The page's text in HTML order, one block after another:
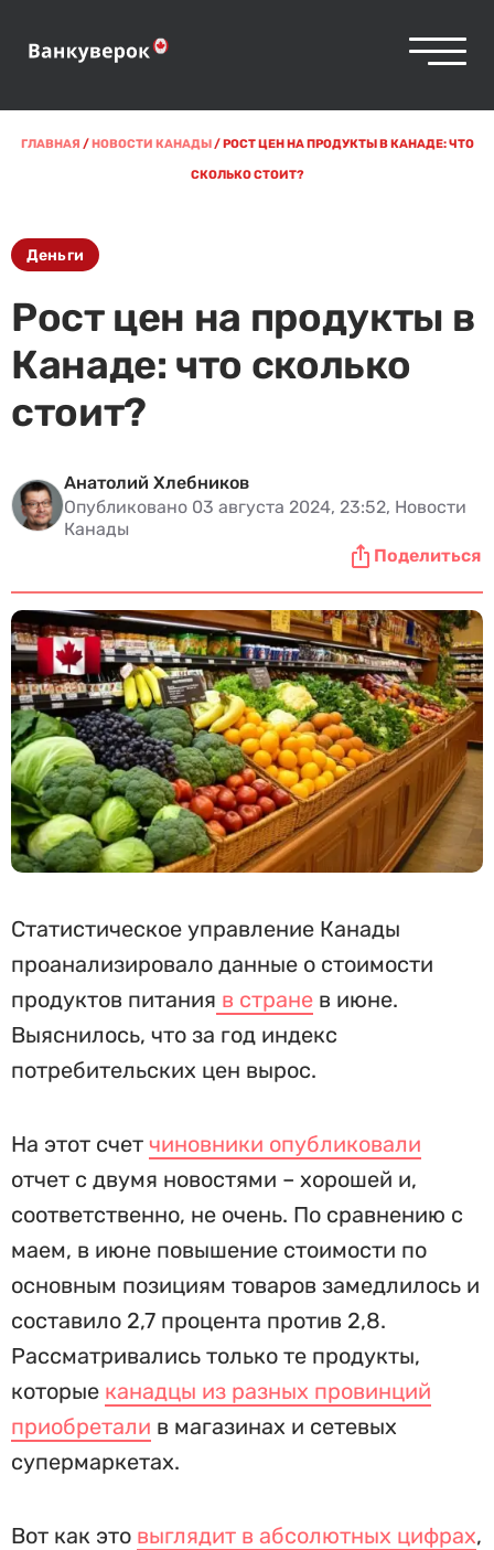
ГЛАВНАЯ /НОВОСТИ КАНАДЫ/РОСТ ЦЕН НА ПРОДУКТЫ В КАНАДЕ: ЧТО
СКОЛЬКО СТОИТ?
Деньги
Рост цен на продукты в
Канаде: что сколько
стоит?
Анатолий Хлебников
Опубликовано 03 августа 2024, 23:52, Новости
Канады
Поделиться
Статистическое управление Канады
проанализировало данные о стоимости
продуктов питания в стране в июне.
Выяснилось, что за год индекс
потребительских цен вырос.
На этот счет чиновники опубликовали
отчет с двумя новостями – хорошей и,
соответственно, не очень. По сравнению с
маем, в июне повышение стоимости по
основным позициям товаров замедлилось и
составило 2,7 процента против 2,8.
Рассматривались только те продукты,
которые канадцы из разных провинций
приобретали в магазинах и сетевых
супермаркетах.
Вот как это выглядит в абсолютных цифрах,